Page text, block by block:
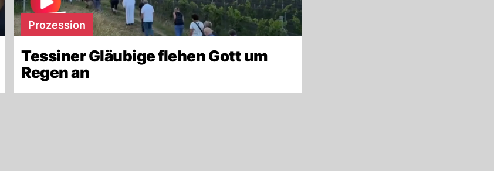
Prozession
Tessiner Gläubige flehen Gott um
Regen an